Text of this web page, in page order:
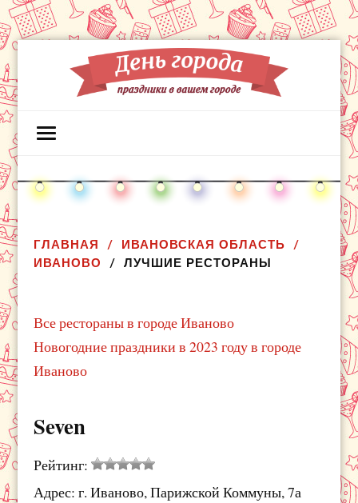
ГЛАВНАЯ
ИВАНОВСКАЯ ОБЛАСТЬ
ИВАНОВО
ЛУЧШИЕ РЕСТОРАНЫ
Все рестораны в городе Иваново
Новогодние праздники в 2023 году в городе
Иваново
Seven
Рейтинг:
Адрес: г. Иваново, Парижской Коммуны, 7а